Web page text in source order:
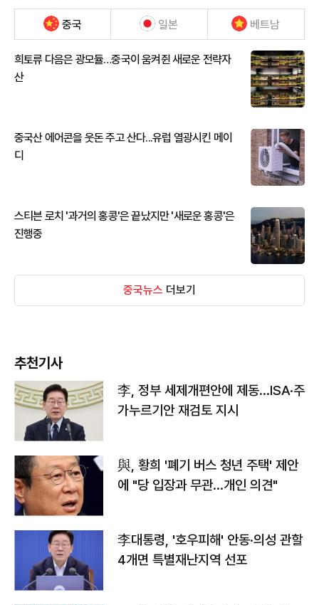
중국 일본 베트남
희토류 다음은 광모듈…중국이 움켜쥔 새로운 전략자
산
중국산 에어콘을 웃돈 주고 산다...유럽 열광시킨 메이
디
스티븐 로치 '과거의 홍콩'은 끝났지만 '새로운 홍콩'은
진행중
중국뉴스 더보기
추천기사
李, 정부 세제개편안에 제동…ISA·주
가누르기안 재검토 지시
與, 황희 '폐기 버스 청년 주택' 제안
에 "당 입장과 무관…개인 의견"
李대통령, '호우피해' 안동·의성 관할
4개면 특별재난지역 선포